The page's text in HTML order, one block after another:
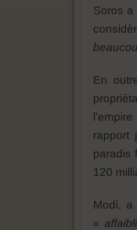
Soros
En
rapport
paradis
120
Modi, a
«